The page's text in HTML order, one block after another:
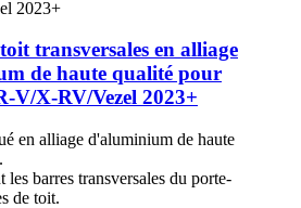
transversales en alliage
de haute qualité pour
V/X-RV/Vezel 2023+
en alliage d'aluminium de haute
les barres transversales du porte-
de toit.